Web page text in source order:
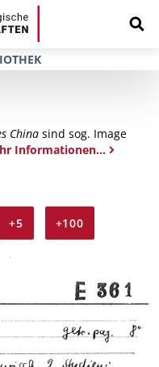
China sind sog. Image
Informationen...
+5 +100